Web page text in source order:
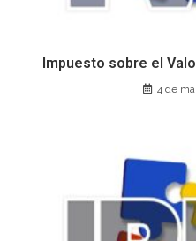
Impuesto sobre el
4 de